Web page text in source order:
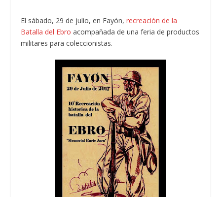
El sábado, 29 de julio, en Fayón,recreación de la
Batalla del Ebro acompañada de una feria de productos
militares para coleccionistas.